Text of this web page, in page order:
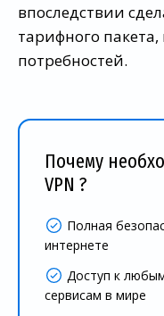
впоследствии
тарифного
потребностей.
Почему
VPN ?
Полная
интернете
Доступ к
сервисам в мире